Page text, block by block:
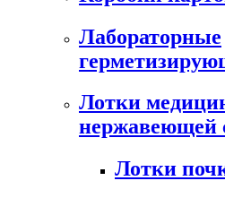
Лабораторные
Лотки
нержавеющей
Лотки